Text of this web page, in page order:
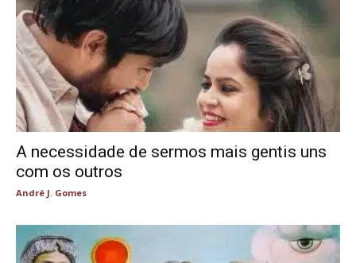
A necessidade de sermos mais gentis uns
com os outros
André J. Gomes